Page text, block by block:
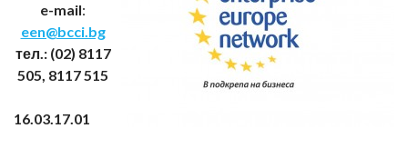
e-mail:
een@bcci.bg
тел.: (02) 8117
505, 8117 515
16.03.17.01